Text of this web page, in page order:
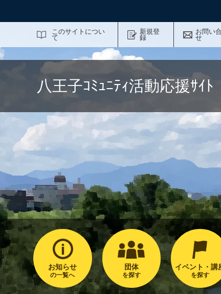
このサイトについ
て
新規登
録
お問い
せ
八王子ｺﾐｭﾆﾃｨ活動応援ｻｲ
お知らせ
の一覧へ
団体
を探す
イベント・講
を探す